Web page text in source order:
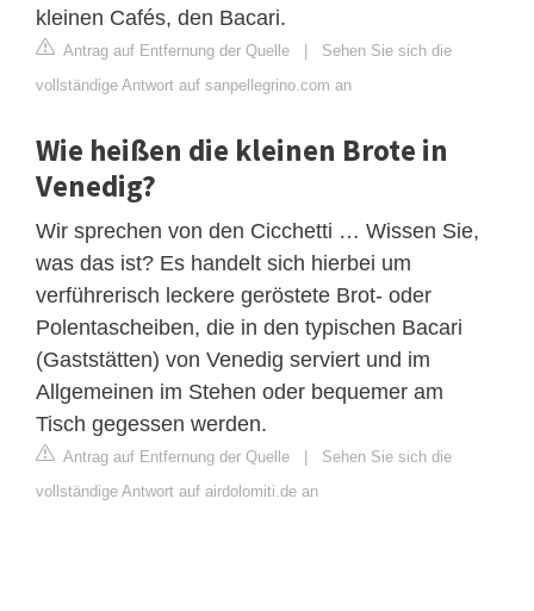
kleinen Cafés, den Bacari.
Antrag auf Entfernung der Quelle
Sehen Sie sich die
vollständige Antwort auf sanpellegrino.com an
Wie heißen die kleinen Brote in
Venedig?
Wir sprechen von den Cicchetti … Wissen Sie,
was das ist? Es handelt sich hierbei um
verführerisch leckere geröstete Brot- oder
Polentascheiben, die in den typischen Bacari
(Gaststätten) von Venedig serviert und im
Allgemeinen im Stehen oder bequemer am
Tisch gegessen werden.
Antrag auf Entfernung der Quelle
Sehen Sie sich die
vollständige Antwort auf airdolomiti.de an